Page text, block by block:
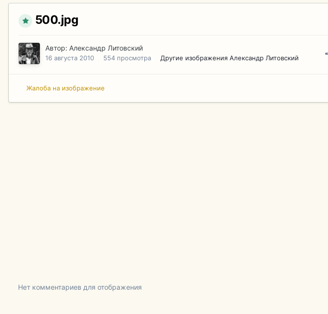
500.jpg
Автор: Александр Литовский
16 августа 2010 554 просмотра Другие изображения Александр Литовский
Жалоба на изображение
Нет комментариев для отображения